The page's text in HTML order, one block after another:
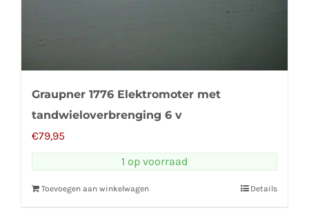
Graupner 1776 Elektromoter met
tandwieloverbrenging 6 v
€79,95
1 op voorraad
Toevoegen aan winkelwagen Details